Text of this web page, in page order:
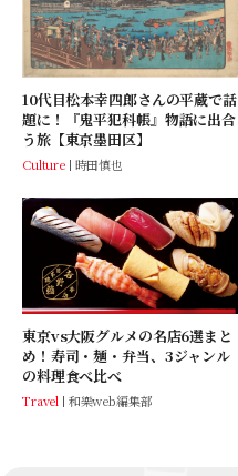
10代目松本幸四郎さんの平蔵で話
題に！『鬼平犯科帳』物語に出合
う旅【東京墨田区】
Culture 時田慎也
東京vs大阪グルメの名店6選まと
め！寿司・麺・弁当、3ジャンル
の料理食べ比べ
Travel 和樂web編集部